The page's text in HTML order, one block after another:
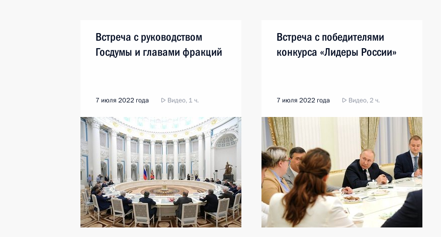
Встреча с руководством
Госдумы и главами фракций
7 июля 2022 года Видео, 1 ч.
Встреча с победителями
конкурса «Лидеры России»
7 июля 2022 года Видео, 2 ч.